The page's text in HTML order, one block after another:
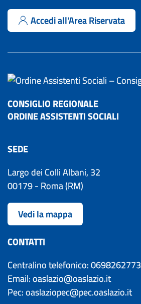
Accedi all'Area Riservata
CONSIGLIO REGIONALE
ORDINE ASSISTENTI SOCIALI
SEDE
Largo dei Colli Albani, 32
00179 - Roma (RM)
Vedi la mappa
CONTATTI
Centralino telefonico: 0698262773
Email: oaslazio@oaslazio.it
Pec: oaslaziopec@pec.oaslazio.it